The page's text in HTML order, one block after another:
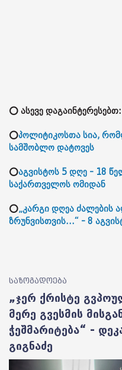
⭕ ასევე დაგაინტერესებთ:
⭕პოლიტიკოსთა სია,
სამშობლო დატოვეს
⭕აგვისტოს 5 დღე - 18
საქართველოს ომიდან
⭕„კარგი დღეა ძალების
ზრუნვისთვის...“ - 8
საზოგადოება
„ჯერ ქრისტე
მერე გვესმის
ჭეშმარიტება“ -
გიგნაძე